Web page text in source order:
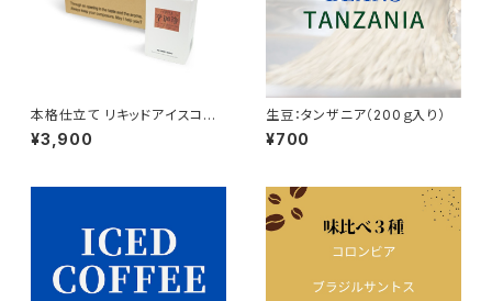
本格仕立て リキッドアイスコー
ヒー 6本入り(加糖)
¥3,900
生豆：タンザニア（200ｇ入り）
¥700